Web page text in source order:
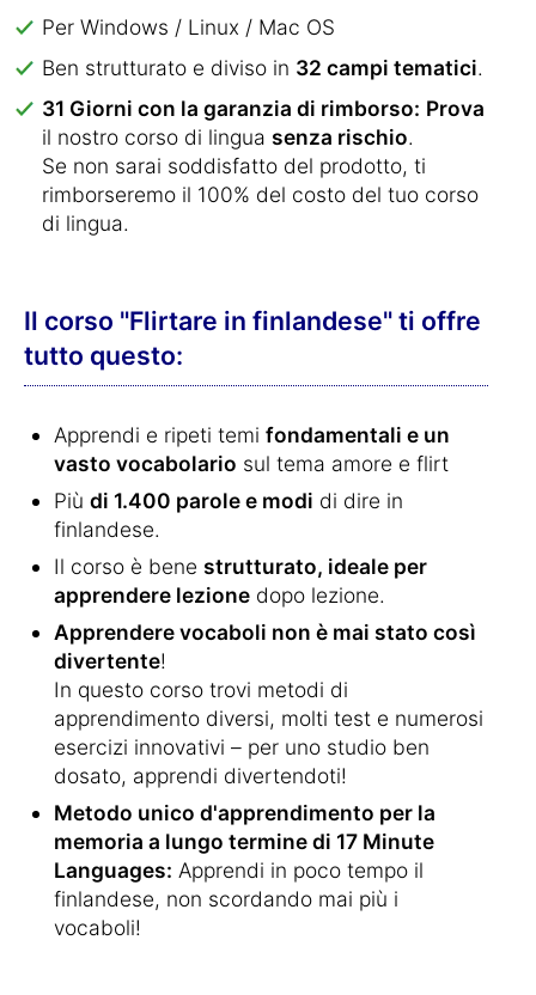
Per Windows / Linux / Mac OS
Ben strutturato e diviso in 32 campi tematici.
31 Giorni con la garanzia di rimborso: Prova
il nostro corso di lingua senza rischio.
Se non sarai soddisfatto del prodotto, ti
rimborseremo il 100% del costo del tuo corso
di lingua.
Il corso "Flirtare in finlandese" ti offre
tutto questo:
Apprendi e ripeti temi fondamentali e un
vasto vocabolario sul tema amore e flirt
Più di 1.400 parole e modi di dire in
finlandese.
Il corso è bene strutturato, ideale per
apprendere lezione dopo lezione.
Apprendere vocaboli non è mai stato così
divertente!
In questo corso trovi metodi di
apprendimento diversi, molti test e numerosi
esercizi innovativi – per uno studio ben
dosato, apprendi divertendoti!
Metodo unico d'apprendimento per la
memoria a lungo termine di 17 Minute
Languages: Apprendi in poco tempo il
finlandese, non scordando mai più i
vocaboli!